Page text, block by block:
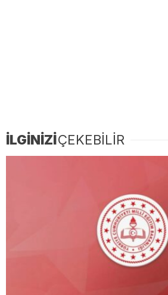
İLGİNİZİÇEKEBİLİR